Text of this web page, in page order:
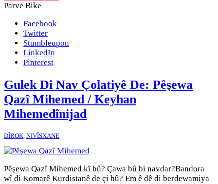
Parve Bike
Facebook
Twitter
Stumbleupon
LinkedIn
Pinterest
Gulek Di Nav Çolatiyê De: Pêşewa
Qazî Mihemed / Keyhan
Mihemedînijad
DÎROK NIVÎSXANE
Pêşewa Qazî Mihemed kî bû? Çawa bû bi navdar?Bandora
wî di Komarê Kurdistanê de çi bû? Em ê dê di berdewamiya